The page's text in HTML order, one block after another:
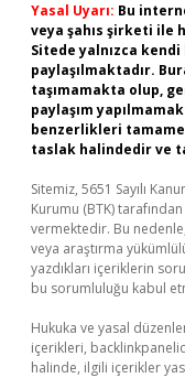
Yasal Uyarı: Bu
veya şahıs şirketi ile
Sitede yalnızca kendi
paylaşılmaktadır.
taşımamakta olup,
paylaşım
benzerlikleri
taslak halindedir ve
Sitemiz, 5651 Sayılı
Kurumu (BTK)
vermektedir. Bu
veya araştırma
yazdıkları içeriklerin
bu sorumluluğu kabul
Hukuka ve yasal
içerikleri,
halinde, ilgili içerikler